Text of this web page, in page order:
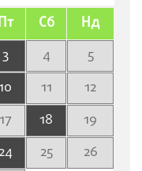
Сб Нд
3 4
5
11
12
17 18
19
25
26